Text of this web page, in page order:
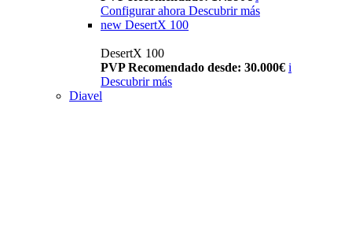
Configurar ahora Descubrir más
new DesertX 100
DesertX 100
PVP Recomendado desde: 30.000€ i
Descubrir más
Diavel